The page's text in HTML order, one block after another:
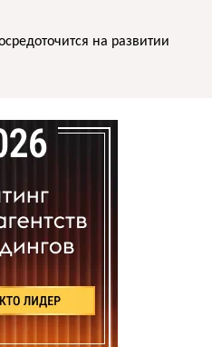
на развитии